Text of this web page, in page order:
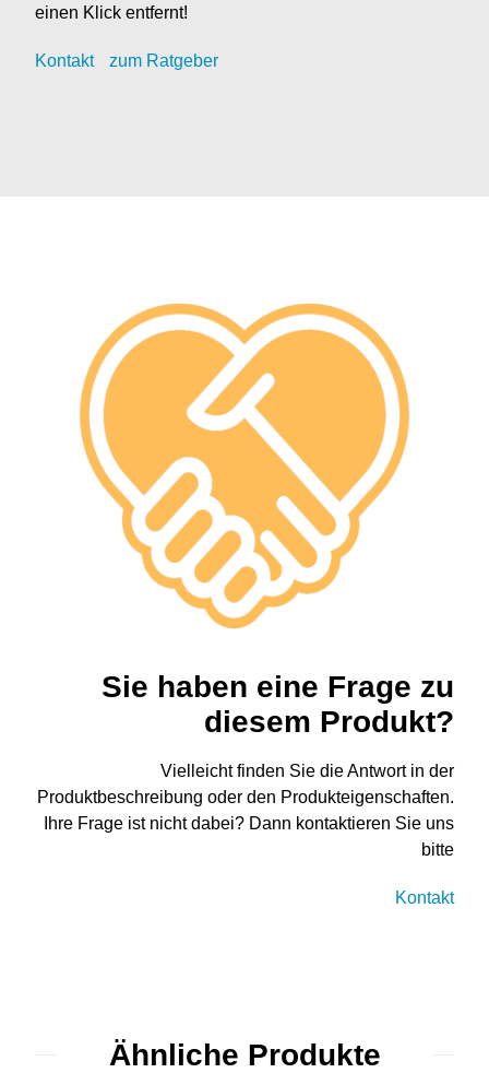
einen Klick entfernt!
Kontakt zum Ratgeber
Sie haben eine Frage zu
diesem Produkt?
Vielleicht finden Sie die Antwort in der
Produktbeschreibung oder den Produkteigenschaften.
Ihre Frage ist nicht dabei? Dann kontaktieren Sie uns
bitte
Kontakt
Ähnliche Produkte